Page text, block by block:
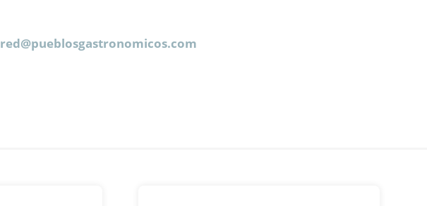
red@pueblosgastronomicos.com